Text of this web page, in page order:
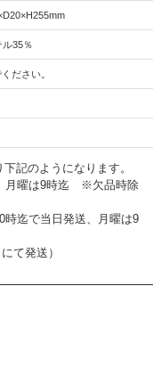
35％
ださい。
のようになります。
曜は9時迄 ※欠品時除
迄で当日発送、月曜は9
て発送）